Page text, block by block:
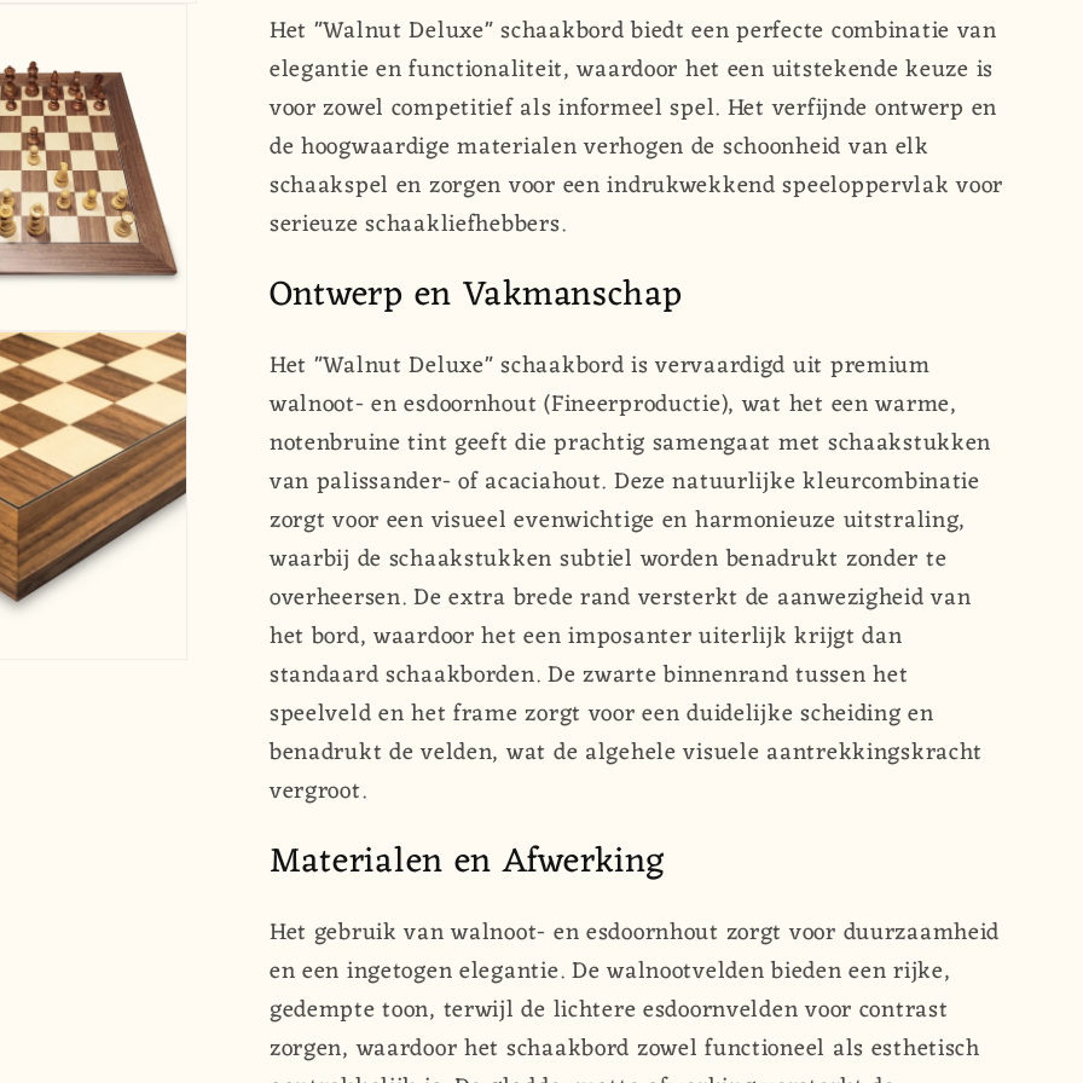
|
Toernooi
Formaat
|
mm
|
&amp;
|
Toernooi
Formaat
|
55
mm
|
&amp;
Het "Walnut Deluxe" schaakbord biedt een perfecte combinatie van
elegantie en functionaliteit, waardoor het een uitstekende keuze is
voor zowel competitief als informeel spel. Het verfijnde ontwerp en
de hoogwaardige materialen verhogen de schoonheid van elk
schaakspel en zorgen voor een indrukwekkend speeloppervlak voor
serieuze schaakliefhebbers.
Ontwerp en Vakmanschap
Het "Walnut Deluxe" schaakbord is vervaardigd uit premium
walnoot- en esdoornhout (Fineerproductie), wat het een warme,
notenbruine tint geeft die prachtig samengaat met schaakstukken
van palissander- of acaciahout. Deze natuurlijke kleurcombinatie
zorgt voor een visueel evenwichtige en harmonieuze uitstraling,
waarbij de schaakstukken subtiel worden benadrukt zonder te
overheersen. De extra brede rand versterkt de aanwezigheid van
het bord, waardoor het een imposanter uiterlijk krijgt dan
standaard schaakborden. De zwarte binnenrand tussen het
speelveld en het frame zorgt voor een duidelijke scheiding en
benadrukt de velden, wat de algehele visuele aantrekkingskracht
vergroot.
Materialen en Afwerking
Het gebruik van walnoot- en esdoornhout zorgt voor duurzaamheid
en een ingetogen elegantie. De walnootvelden bieden een rijke,
gedempte toon, terwijl de lichtere esdoornvelden voor contrast
zorgen, waardoor het schaakbord zowel functioneel als esthetisch